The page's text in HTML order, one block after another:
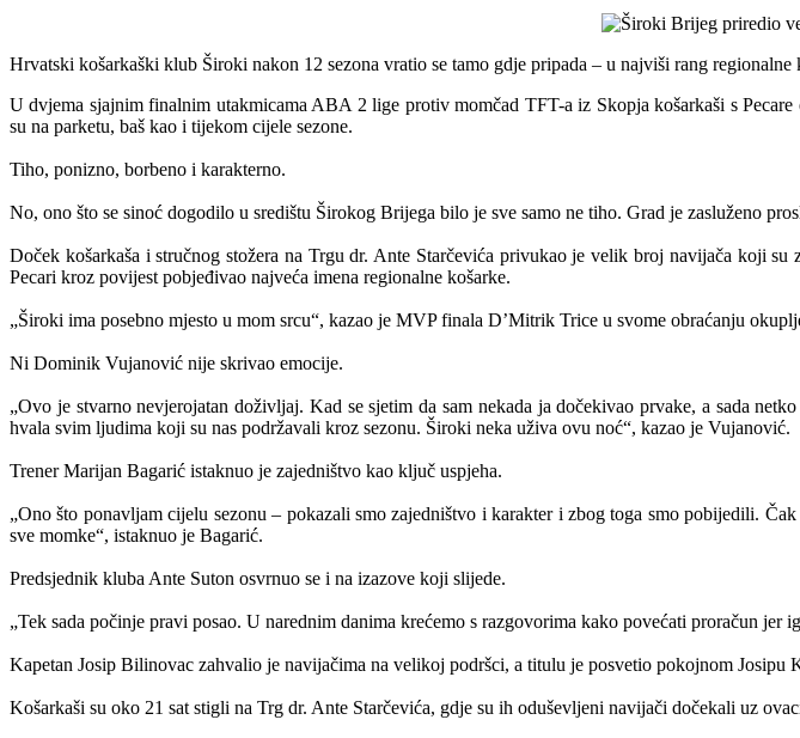
Hrvatski košarkaški klub Široki nakon 12 sezona vratio se tamo gdje pripada – u najviši rang regionalne
U dvjema sjajnim finalnim utakmicama ABA 2 lige protiv momčad TFT-a iz Skopja košarkaši s
su na parketu, baš kao i tijekom cijele sezone.
Tiho, ponizno, borbeno i karakterno.
No, ono što se sinoć dogodilo u središtu Širokog Brijega bilo je sve samo ne tiho. Grad je zasluženo
Doček košarkaša i stručnog stožera na Trgu dr. Ante Starčevića privukao je velik broj navijača koji
Pecari kroz povijest pobjeđivao najveća imena regionalne košarke.
„Široki ima posebno mjesto u mom srcu“, kazao je MVP finala D’Mitrik Trice u svome obraćanju
Ni Dominik Vujanović nije skrivao emocije.
„Ovo je stvarno nevjerojatan doživljaj. Kad se sjetim da sam nekada ja dočekivao prvake, a sada
hvala svim ljudima koji su nas podržavali kroz sezonu. Široki neka uživa ovu noć“, kazao je Vujanović.
Trener Marijan Bagarić istaknuo je zajedništvo kao ključ uspjeha.
„Ono što ponavljam cijelu sezonu – pokazali smo zajedništvo i karakter i zbog toga smo pobijedili.
sve momke“, istaknuo je Bagarić.
Predsjednik kluba Ante Suton osvrnuo se i na izazove koji slijede.
„Tek sada počinje pravi posao. U narednim danima krećemo s razgovorima kako povećati proračun jer
Kapetan Josip Bilinovac zahvalio je navijačima na velikoj podršci, a titulu je posvetio pokojnom Josipu
Košarkaši su oko 21 sat stigli na Trg dr. Ante Starčevića, gdje su ih oduševljeni navijači dočekali uz